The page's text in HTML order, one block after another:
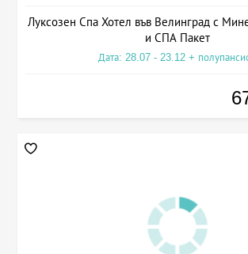
Луксозен Спа Хотел във Велинград с
и СПА Пакет
Дата: 28.07 - 23.12 +